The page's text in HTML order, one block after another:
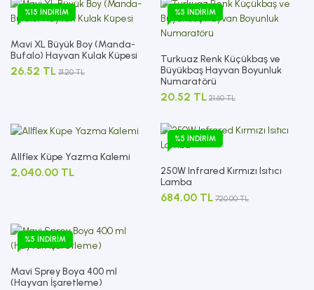
%15 İNDIRIM
Mavi XL Büyük Boy (Manda-
Bufalo) Hayvan Kulak Küpesi
26.52 TL 31.20 TL
%5 İNDIRIM
Turkuaz Renk Küçükbaş ve
Büyükbaş Hayvan Boyunluk
Numaratörü
20.52 TL 21.60 TL
Allflex Küpe Yazma Kalemi
2,040.00 TL
%5 İNDIRIM
250W Infrared Kırmızı Isıtıcı
Lamba
684.00 TL 720.00 TL
%5 İNDIRIM
Mavi Sprey Boya 400 ml
(Hayvan İşaretleme)